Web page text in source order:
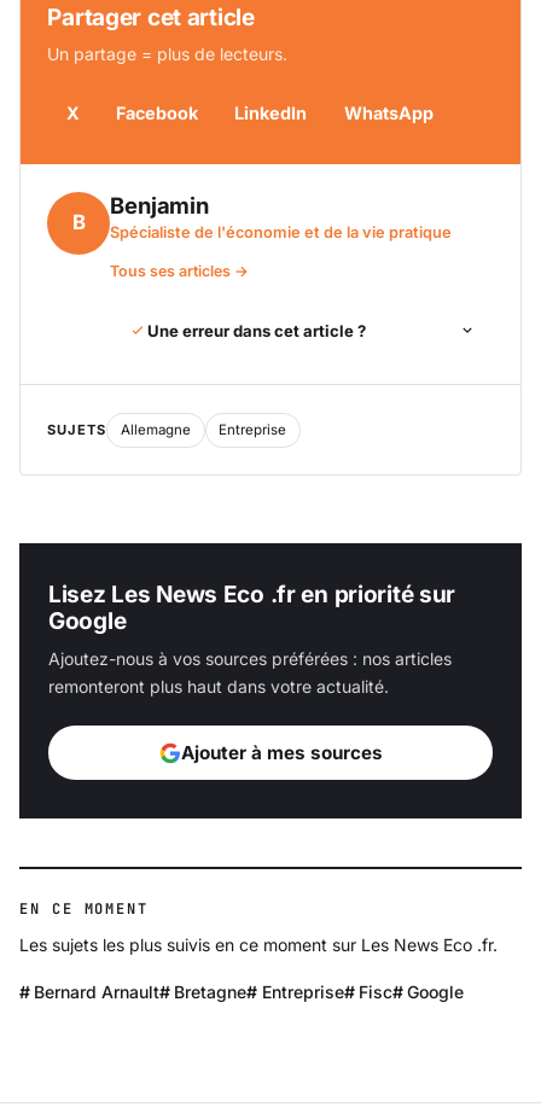
Partager cet article
Un partage = plus de lecteurs.
X Facebook LinkedIn WhatsApp
B
Benjamin
Spécialiste de l'économie et de la vie pratique
Tous ses articles →
Une erreur dans cet article ?
SUJETS Allemagne Entreprise
Lisez Les News Eco .fr en priorité sur
Google
Ajoutez-nous à vos sources préférées : nos articles
remonteront plus haut dans votre actualité.
Ajouter à mes sources
EN CE MOMENT
Les sujets les plus suivis en ce moment sur Les News Eco .fr.
Bernard Arnault Bretagne Entreprise Fisc Google